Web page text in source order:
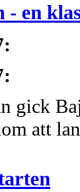
- en
:
:
gick
att